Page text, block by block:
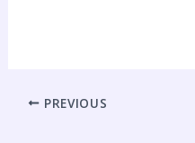
PREVIOUS